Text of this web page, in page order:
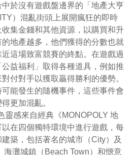
於沒有遊戲盤邊界的「地產大亨
）混亂街頭上展開瘋狂的即時
集金錢和其他資源，以購買和升
地產越多，他們獲得的分數也就
這場致富競賽的終點。在遊戲過
益福利」取得各種道具，例如推
付對手以獲取贏得勝利的優勢。
能發生的隨機事件，這些事件會
更加混亂。
感來自經典《MONOPOLY 地
在四個獨特環境中進行遊戲，每
築，包括著名的城市（City）及
海灘城鎮（Beach Town）和愜意